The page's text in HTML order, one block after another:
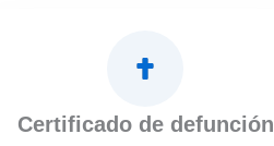
Certificado de defunción